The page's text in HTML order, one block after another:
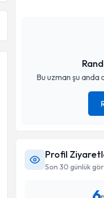
Bu uzman şu
Profil
Son 30 günlük